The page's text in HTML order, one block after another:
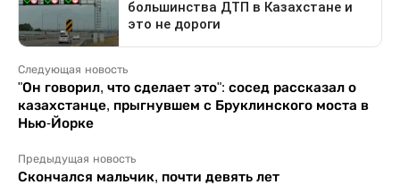
Следующая новость
"Он говорил, что сделает это": сосед рассказал о
казахстанце, прыгнувшем с Бруклинского моста в
Нью-Йорке
Предыдущая новость
Скончался мальчик, почти девять лет